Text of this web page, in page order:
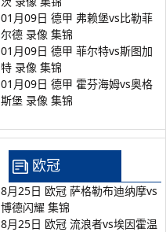
01月09日 德甲 弗赖堡vs比勒菲
尔德 录像 集锦
01月09日 德甲 菲尔特vs斯图加
特 录像 集锦
01月09日 德甲 霍芬海姆vs奥格
斯堡 录像 集锦
欧冠
8月25日 欧冠 萨格勒布迪纳摩vs
博德闪耀 集锦
8月25日 欧冠 流浪者vs埃因霍温